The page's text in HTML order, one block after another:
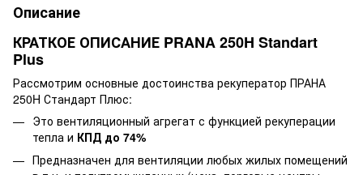
Описание
КРАТКОЕ ОПИСАНИЕ PRANA 250H Standart
Plus
Рассмотрим основные достоинства рекуператор ПРАНА
250H Стандарт Плюс:
Это вентиляционный агрегат с функцией рекуперации
тепла и КПД до 74%
Предназначен для вентиляции любых жилых помещений